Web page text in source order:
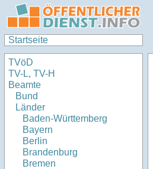
Startseite
TVöD
TV-L, TV-H
Beamte
Bund
Länder
Baden-Württemberg
Bayern
Berlin
Brandenburg
Bremen